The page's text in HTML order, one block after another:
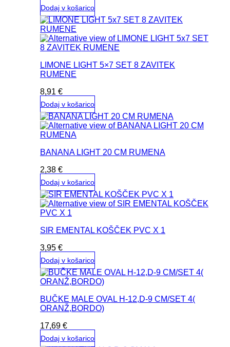
Dodaj v košarico
LIMONE LIGHT 5×7 SET 8 ZAVITEK
RUMENE
8,91 €
Dodaj v košarico
BANANA LIGHT 20 CM RUMENA
2,38 €
Dodaj v košarico
SIR EMENTAL KOŠČEK PVC X 1
3,95 €
Dodaj v košarico
BUČKE MALE OVAL H-12,D-9 CM/SET 4(
ORANŽ,BORDO)
17,69 €
Dodaj v košarico